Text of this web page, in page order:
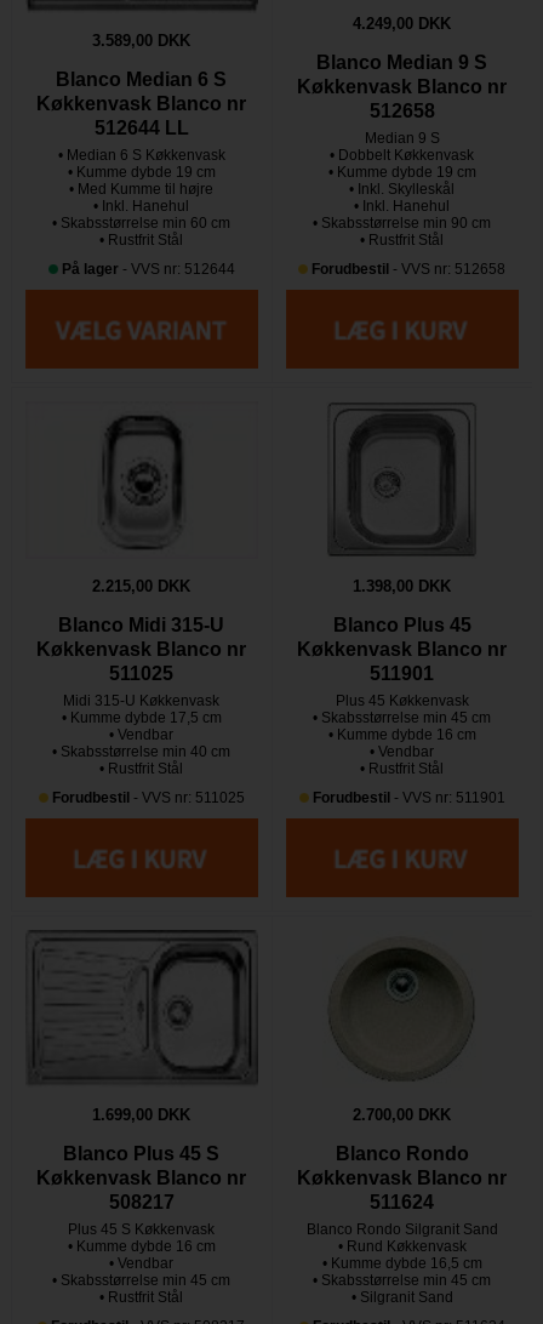
3.589,00 DKK
Blanco Median 6 S
Køkkenvask Blanco nr
512644 LL
• Median 6 S Køkkenvask
• Kumme dybde 19 cm
• Med Kumme til højre
• Inkl. Hanehul
• Skabsstørrelse min 60 cm
• Rustfrit Stål
På lager - VVS nr: 512644
4.249,00 DKK
Blanco Median 9 S
Køkkenvask Blanco nr
512658
Median 9 S
• Dobbelt Køkkenvask
• Kumme dybde 19 cm
• Inkl. Skylleskål
• Inkl. Hanehul
• Skabsstørrelse min 90 cm
• Rustfrit Stål
Forudbestil - VVS nr: 512658
2.215,00 DKK
Blanco Midi 315-U
Køkkenvask Blanco nr
511025
Midi 315-U Køkkenvask
• Kumme dybde 17,5 cm
• Vendbar
• Skabsstørrelse min 40 cm
• Rustfrit Stål
Forudbestil - VVS nr: 511025
1.398,00 DKK
Blanco Plus 45
Køkkenvask Blanco nr
511901
Plus 45 Køkkenvask
• Skabsstørrelse min 45 cm
• Kumme dybde 16 cm
• Vendbar
• Rustfrit Stål
Forudbestil - VVS nr: 511901
1.699,00 DKK
Blanco Plus 45 S
Køkkenvask Blanco nr
508217
Plus 45 S Køkkenvask
• Kumme dybde 16 cm
• Vendbar
• Skabsstørrelse min 45 cm
• Rustfrit Stål
2.700,00 DKK
Blanco Rondo
Køkkenvask Blanco nr
511624
Blanco Rondo Silgranit Sand
• Rund Køkkenvask
• Kumme dybde 16,5 cm
• Skabsstørrelse min 45 cm
• Silgranit Sand